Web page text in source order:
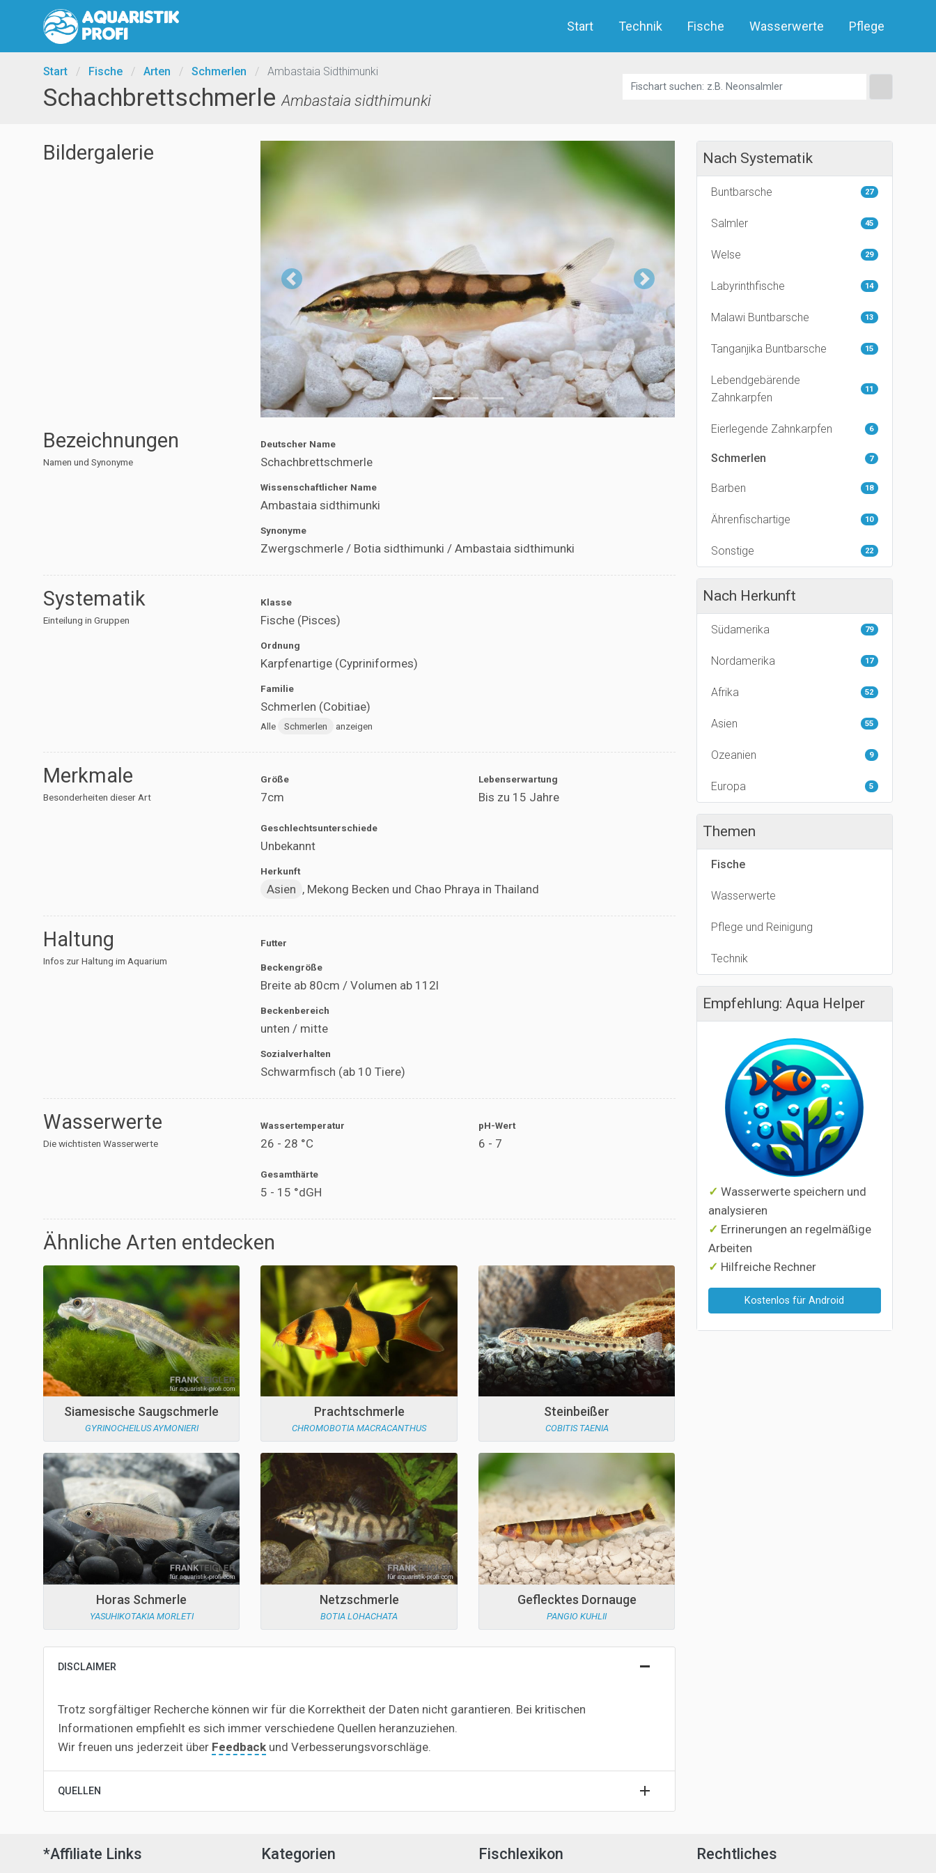
Start Technik Fische Wasserwerte Pflege
Start / Fische / Arten / Schmerlen / Ambastaia Sidthimunki
Schachbrettschmerle Ambastaia sidthimunki
Bildergalerie
Previous Next
Bezeichnungen
Namen und Synonyme
Deutscher Name
Schachbrettschmerle
Wissenschaftlicher Name
Ambastaia sidthimunki
Synonyme
Zwergschmerle / Botia sidthimunki / Ambastaia sidthimunki
Systematik
Einteilung in Gruppen
Klasse
Fische (Pisces)
Ordnung
Karpfenartige (Cypriniformes)
Familie
Schmerlen (Cobitiae)
Alle Schmerlen anzeigen
Merkmale
Besonderheiten dieser Art
Größe
7cm
Lebenserwartung
Bis zu 15 Jahre
Geschlechtsunterschiede
Unbekannt
Herkunft
Asien , Mekong Becken und Chao Phraya in Thailand
Haltung
Infos zur Haltung im Aquarium
Futter
Beckengröße
Breite ab 80cm / Volumen ab 112l
Beckenbereich
unten / mitte
Sozialverhalten
Schwarmfisch (ab 10 Tiere)
Wasserwerte
Die wichtisten Wasserwerte
Wassertemperatur
26 - 28 °C
pH-Wert
6 - 7
Gesamthärte
5 - 15 °dGH
Ähnliche Arten entdecken
Siamesische Saugschmerle
GYRINOCHEILUS AYMONIERI
Prachtschmerle
CHROMOBOTIA MACRACANTHUS
Steinbeißer
COBITIS TAENIA
Horas Schmerle
YASUHIKOTAKIA MORLETI
Netzschmerle
BOTIA LOHACHATA
Geflecktes Dornauge
PANGIO KUHLII
DISCLAIMER
Trotz sorgfältiger Recherche können wir für die Korrektheit der Daten nicht garantieren. Bei kritischen
Informationen empfiehlt es sich immer verschiedene Quellen heranzuziehen.
Wir freuen uns jederzeit über Feedback und Verbesserungsvorschläge.
QUELLEN
Nach Systematik
Buntbarsche 27
Salmler 45
Welse 29
Labyrinthfische 14
Malawi Buntbarsche 13
Tanganjika Buntbarsche 15
Lebendgebärende
Zahnkarpfen
11
Eierlegende Zahnkarpfen 6
Schmerlen 7
Barben 18
Ährenfischartige 10
Sonstige 22
Nach Herkunft
Südamerika 79
Nordamerika 17
Afrika 52
Asien 55
Ozeanien 9
Europa 5
Themen
Fische
Wasserwerte
Pflege und Reinigung
Technik
Empfehlung: Aqua Helper
Wasserwerte speichern und
analysieren
Errinerungen an regelmäßige
Arbeiten
Hilfreiche Rechner
Kostenlos für Android
*Affiliate Links Kategorien Fischlexikon Rechtliches